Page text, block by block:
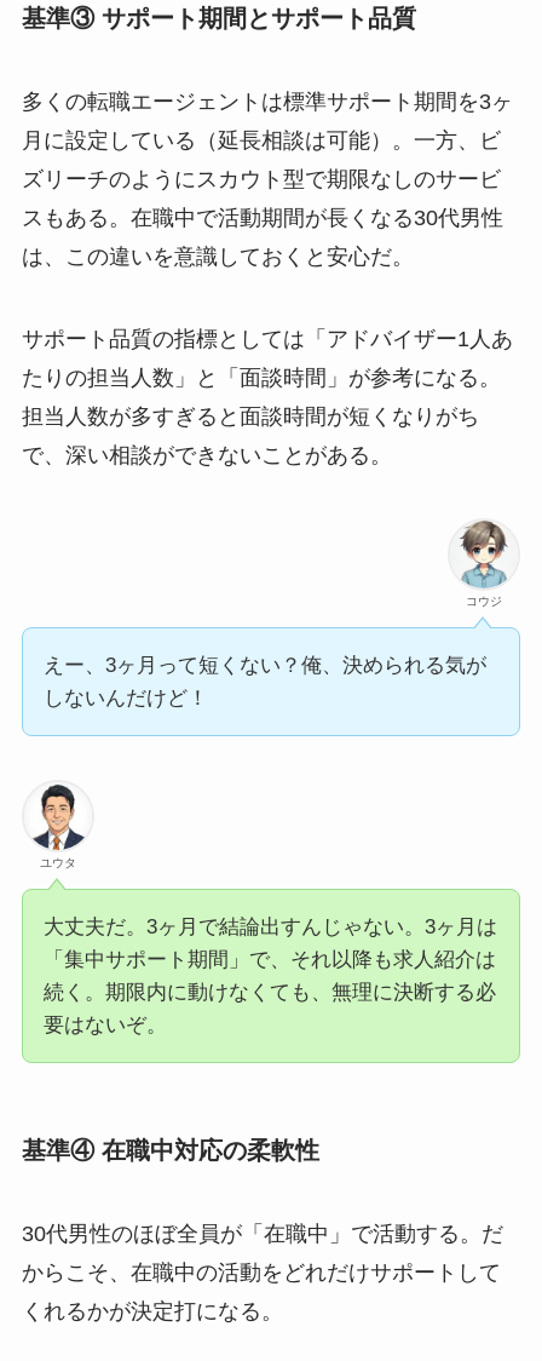
基準③ サポート期間とサポート品質
多くの転職エージェントは標準サポート期間を3ヶ
月に設定している（延長相談は可能）。一方、ビ
ズリーチのようにスカウト型で期限なしのサービ
スもある。在職中で活動期間が長くなる30代男性
は、この違いを意識しておくと安心だ。
サポート品質の指標としては「アドバイザー1人あ
たりの担当人数」と「面談時間」が参考になる。
担当人数が多すぎると面談時間が短くなりがち
で、深い相談ができないことがある。
コウジ
えー、3ヶ月って短くない？俺、決められる気が
しないんだけど！
ユウタ
大丈夫だ。3ヶ月で結論出すんじゃない。3ヶ月は
「集中サポート期間」で、それ以降も求人紹介は
続く。期限内に動けなくても、無理に決断する必
要はないぞ。
基準④ 在職中対応の柔軟性
30代男性のほぼ全員が「在職中」で活動する。だ
からこそ、在職中の活動をどれだけサポートして
くれるかが決定打になる。